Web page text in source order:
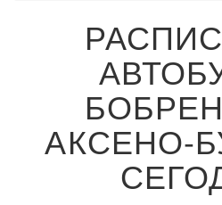
АКСЕНО-